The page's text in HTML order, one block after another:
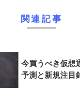
関連記事
今買うべき仮想
予測と新規注目